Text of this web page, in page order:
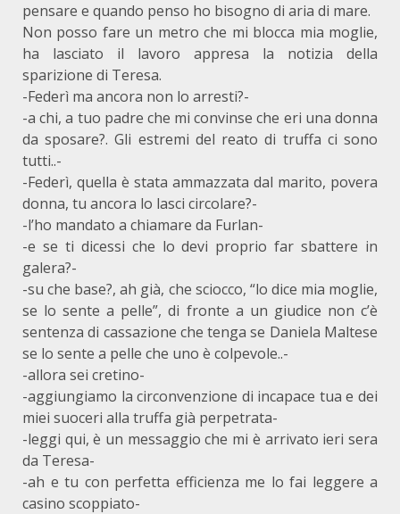
pensare e quando penso ho bisogno di aria di mare.
Non posso fare un metro che mi blocca mia moglie,
ha lasciato il lavoro appresa la notizia della
sparizione di Teresa.
-Federì ma ancora non lo arresti?-
-a chi, a tuo padre che mi convinse che eri una donna
da sposare?. Gli estremi del reato di truffa ci sono
tutti..-
-Federì, quella è stata ammazzata dal marito, povera
donna, tu ancora lo lasci circolare?-
-l’ho mandato a chiamare da Furlan-
-e se ti dicessi che lo devi proprio far sbattere in
galera?-
-su che base?, ah già, che sciocco, “lo dice mia moglie,
se lo sente a pelle”, di fronte a un giudice non c’è
sentenza di cassazione che tenga se Daniela Maltese
se lo sente a pelle che uno è colpevole..-
-allora sei cretino-
-aggiungiamo la circonvenzione di incapace tua e dei
miei suoceri alla truffa già perpetrata-
-leggi qui, è un messaggio che mi è arrivato ieri sera
da Teresa-
-ah e tu con perfetta efficienza me lo fai leggere a
casino scoppiato-